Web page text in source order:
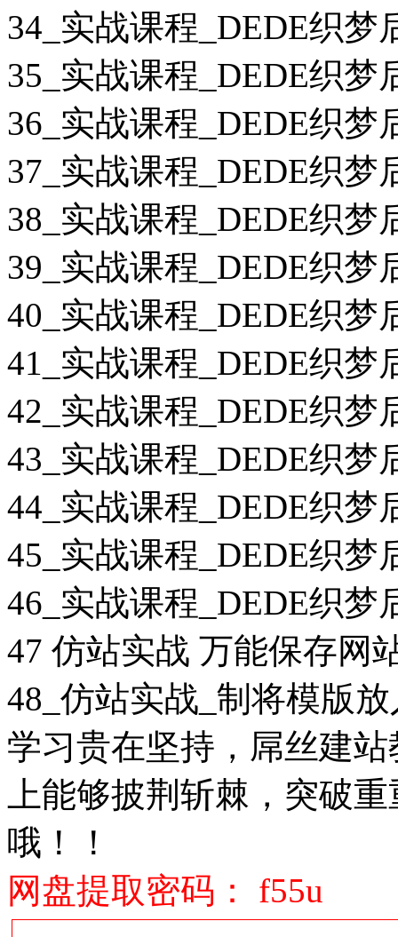
34_实战课程_DEDE织梦
35_实战课程_DEDE织梦
36_实战课程_DEDE织梦
37_实战课程_DEDE织梦
38_实战课程_DEDE织梦
39_实战课程_DEDE织梦
40_实战课程_DEDE织梦
41_实战课程_DEDE织梦
42_实战课程_DEDE织梦
43_实战课程_DEDE织梦
44_实战课程_DEDE织梦
45_实战课程_DEDE织梦
46_实战课程_DEDE织梦
47 仿站实战 万能保存网
48_仿站实战_制将模版
学习贵在坚持，屌丝建
上能够披荆斩棘，突破
哦！！
网盘提取密码： f55u